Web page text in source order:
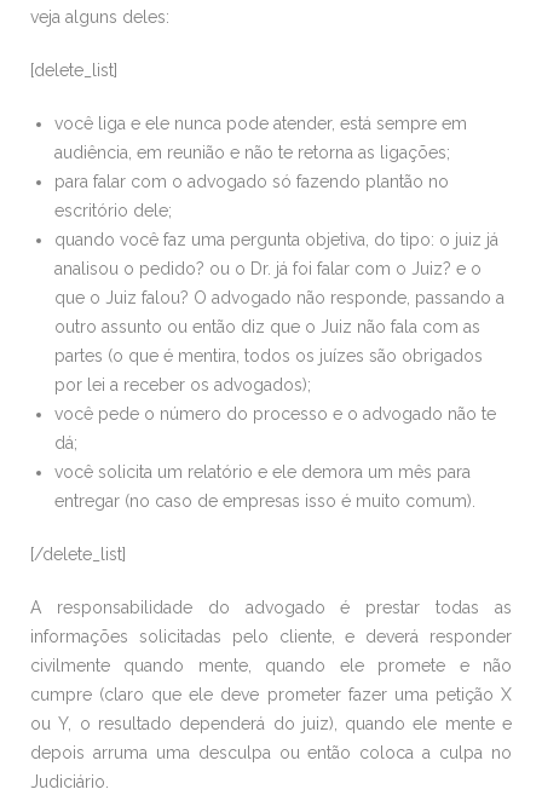
veja alguns deles:
[delete_list]
você liga e ele nunca pode atender, está sempre em
audiência, em reunião e não te retorna as ligações;
para falar com o advogado só fazendo plantão no
escritório dele;
quando você faz uma pergunta objetiva, do tipo: o juiz já
analisou o pedido? ou o Dr. já foi falar com o Juiz? e o
que o Juiz falou? O advogado não responde, passando a
outro assunto ou então diz que o Juiz não fala com as
partes (o que é mentira, todos os juízes são obrigados
por lei a receber os advogados);
você pede o número do processo e o advogado não te
dá;
você solicita um relatório e ele demora um mês para
entregar (no caso de empresas isso é muito comum).
[/delete_list]
A responsabilidade do advogado é prestar todas as
informações solicitadas pelo cliente, e deverá responder
civilmente quando mente, quando ele promete e não
cumpre (claro que ele deve prometer fazer uma petição X
ou Y, o resultado dependerá do juiz), quando ele mente e
depois arruma uma desculpa ou então coloca a culpa no
Judiciário.